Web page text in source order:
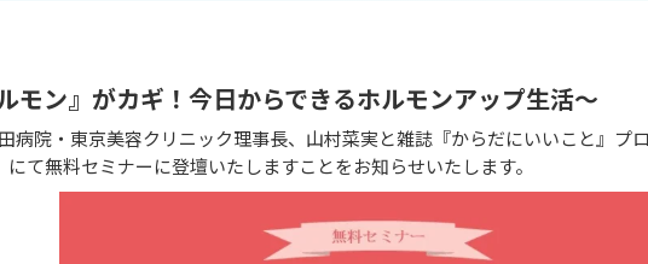
モン』がカギ！今日からできるホルモンアップ生活～
病院・東京美容クリニック理事長、山村菜実と雑誌『からだにいいこと』プ
て無料セミナーに登壇いたしますことをお知らせいたします。